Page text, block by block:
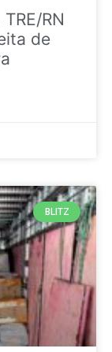
RN
de
BLITZ